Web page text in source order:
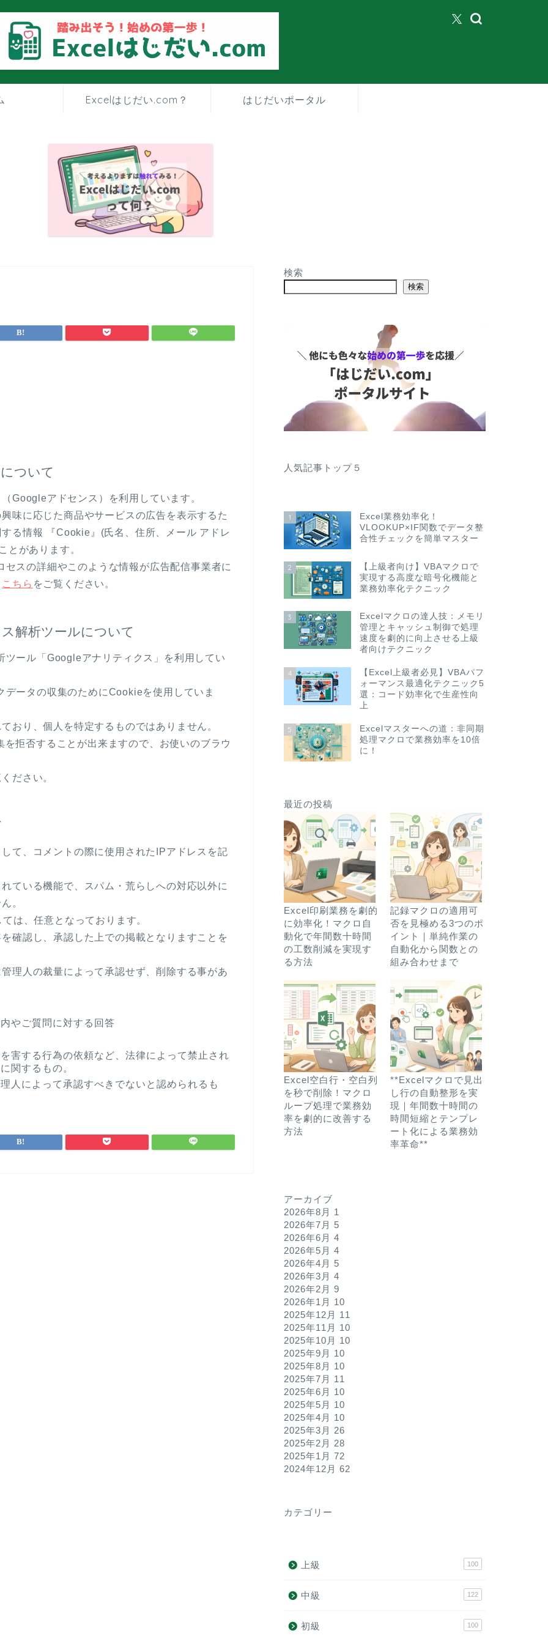
Excelはじだい.com？ はじだいポータル
ついて
Googleアドセンス）を利用しています。
味に応じた商品やサービスの広告を表示するた
る情報 『Cookie』(氏名、住所、メール アドレ
とがあります。
スの詳細やこのような情報が広告配信事業者に
こちら をご覧ください。
解析ツールについて
ール「Googleアナリティクス」を利用してい
ータの収集のためにCookieを使用していま
おり、個人を特定するものではありません。
拒否することが出来ますので、お使いのブラウ
ださい。
て、コメントの際に使用されたIPアドレスを記
ている機能で、スパム・荒らしへの対応以外に
。
は、任意となっております。
確認し、承認した上での掲載となりますことを
理人の裁量によって承認せず、削除する事があ
やご質問に対する回答
害する行為の依頼など、法律によって禁止され
関するもの。
人によって承認すべきでないと認められるも
検索
検索
人気記事トップ５
1
Excel業務効率化！
VLOOKUP×IF関数でデータ整
合性チェックを簡単マスター
2
【上級者向け】VBAマクロで
実現する高度な暗号化機能と
業務効率化テクニック
3
Excelマクロの達人技：メモリ
管理とキャッシュ制御で処理
速度を劇的に向上させる上級
者向けテクニック
4
【Excel上級者必見】VBAパフ
ォーマンス最適化テクニック5
選：コード効率化で生産性向
上
5
Excelマスターへの道：非同期
処理マクロで業務効率を10倍
に！
最近の投稿
Excel印刷業務を劇的
に効率化！マクロ自
動化で年間数十時間
の工数削減を実現す
る方法
記録マクロの適用可
否を見極める3つのポ
イント｜単純作業の
自動化から関数との
組み合わせまで
Excel空白行・空白列
を秒で削除！マクロ
ループ処理で業務効
率を劇的に改善する
方法
**Excelマクロで見出
し行の自動整形を実
現｜年間数十時間の
時間短縮とテンプレ
ート化による業務効
率革命**
アーカイブ
2026年8月 1
2026年7月 5
2026年6月 4
2026年5月 4
2026年4月 5
2026年3月 4
2026年2月 9
2026年1月 10
2025年12月 11
2025年11月 10
2025年10月 10
2025年9月 10
2025年8月 10
2025年7月 11
2025年6月 10
2025年5月 10
2025年4月 10
2025年3月 26
2025年2月 28
2025年1月 72
2024年12月 62
カテゴリー
上級 100
中級 122
初級 100